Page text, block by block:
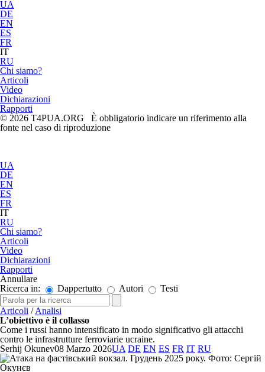
UA
DE
EN
ES
FR
IT
RU
Chi siamo?
Articoli
Video
Dichiarazioni
Rapporti
© 2026 T4PUA.ORG È obbligatorio indicare un riferimento alla
fonte nel caso di riproduzione
UA
DE
EN
ES
FR
IT
RU
Chi siamo?
Articoli
Video
Dichiarazioni
Rapporti
Annullare
Ricerca in:
Dappertutto Autori Testi
Articoli /Analisi
L’obiettivo è il collasso
Come i russi hanno intensificato in modo significativo gli attacchi
contro le infrastrutture ferroviarie ucraine.
Serhij Okunev08 Marzo 2026UA DE EN ES FR IT RU